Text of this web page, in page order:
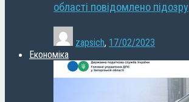
області повідомлено підозру
zapsich, 17/02/2023
Економіка